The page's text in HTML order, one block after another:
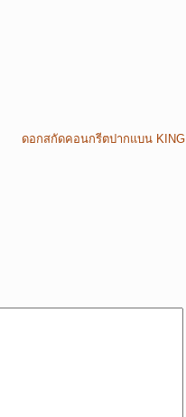
ดอกสกัดคอนกรีตปากแบน KING